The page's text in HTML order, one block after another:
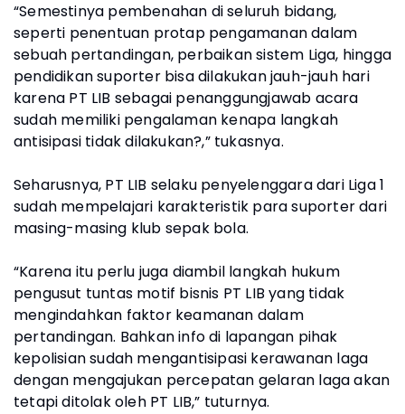
“Semestinya pembenahan di seluruh bidang,
seperti penentuan protap pengamanan dalam
sebuah pertandingan, perbaikan sistem Liga, hingga
pendidikan suporter bisa dilakukan jauh-jauh hari
karena PT LIB sebagai penanggungjawab acara
sudah memiliki pengalaman kenapa langkah
antisipasi tidak dilakukan?,” tukasnya.
Seharusnya, PT LIB selaku penyelenggara dari Liga 1
sudah mempelajari karakteristik para suporter dari
masing-masing klub sepak bola.
“Karena itu perlu juga diambil langkah hukum
pengusut tuntas motif bisnis PT LIB yang tidak
mengindahkan faktor keamanan dalam
pertandingan. Bahkan info di lapangan pihak
kepolisian sudah mengantisipasi kerawanan laga
dengan mengajukan percepatan gelaran laga akan
tetapi ditolak oleh PT LIB,” tuturnya.